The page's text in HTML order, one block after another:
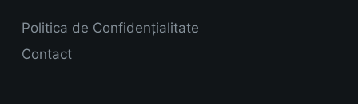
Politica de Confidențialitate
Contact